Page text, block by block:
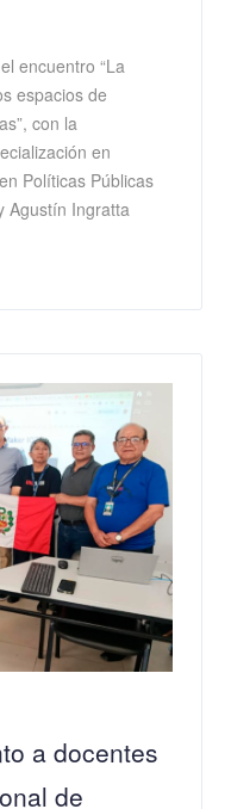
encuentro “La
espacios de
con la
en
Políticas Públicas
Agustín Ingratta
a docentes
de